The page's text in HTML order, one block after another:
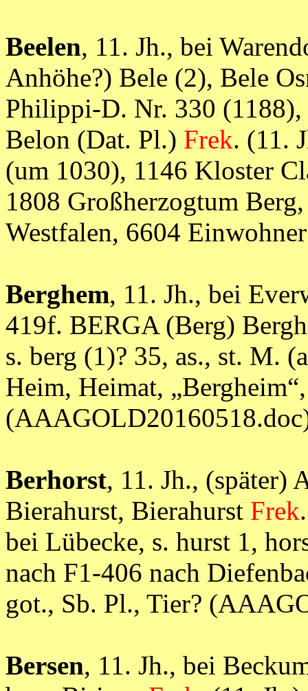
Beelen, 11. Jh., bei
Anhöhe?) Bele (2), Bele
Philippi-D. Nr. 330
Belon (Dat. Pl.) Frek. (11.
(um 1030), 1146 Kloster
1808 Großherzogtum
Westfalen, 6604
Berghem, 11. Jh., bei
419f. BERGA (Berg)
s. berg (1)? 35, as., st. M.
Heim, Heimat,
Berhorst, 11. Jh., (später)
Bierahurst, Bierahurst Frek
bei Lübecke, s. hurst 1,
nach F1-406 nach
got., Sb. Pl., Tier?
Bersen, 11. Jh., bei